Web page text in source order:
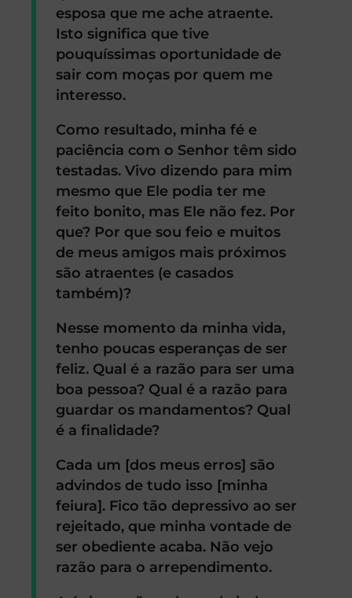
esposa que me ache atraente.
Isto significa que tive
pouquíssimas oportunidade de
sair com moças por quem me
interesso.
Como resultado, minha fé e
paciência com o Senhor têm sido
testadas. Vivo dizendo para mim
mesmo que Ele podia ter me
feito bonito, mas Ele não fez. Por
que? Por que sou feio e muitos
de meus amigos mais próximos
são atraentes (e casados
também)?
Nesse momento da minha vida,
tenho poucas esperanças de ser
feliz. Qual é a razão para ser uma
boa pessoa? Qual é a razão para
guardar os mandamentos? Qual
é a finalidade?
Cada um [dos meus erros] são
advindos de tudo isso [minha
feiura]. Fico tão depressivo ao ser
rejeitado, que minha vontade de
ser obediente acaba. Não vejo
razão para o arrependimento.